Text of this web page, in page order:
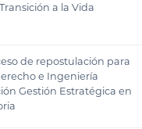
a la Vida
de repostulación para
e Ingeniería
Gestión Estratégica en